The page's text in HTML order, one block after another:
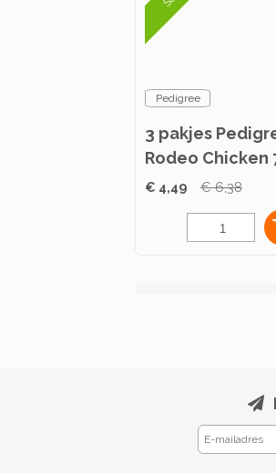
Pedigree
3 pakjes
Rodeo Chicken
123g
€ 4,49 € 6,38